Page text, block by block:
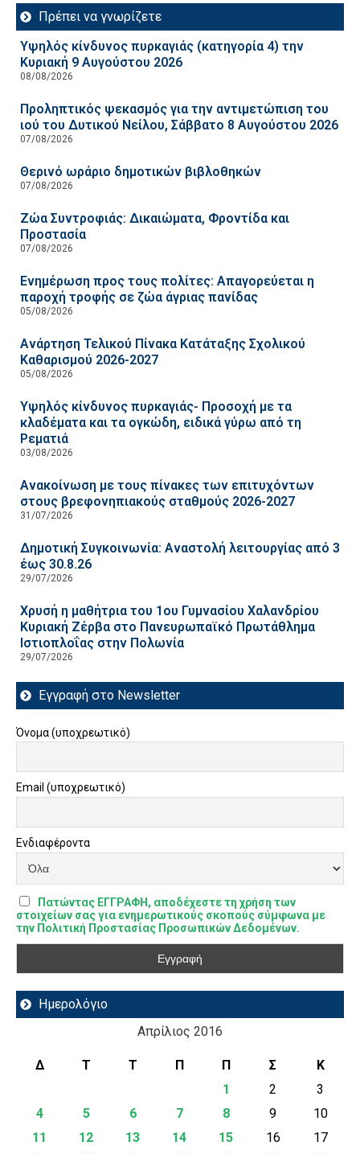
Πρέπει να γνωρίζετε
Υψηλός κίνδυνος πυρκαγιάς (κατηγορία 4) την
Κυριακή 9 Αυγούστου 2026
08/08/2026
Προληπτικός ψεκασμός για την αντιμετώπιση του
ιού του Δυτικού Νείλου, Σάββατο 8 Αυγούστου 2026
07/08/2026
Θερινό ωράριο δημοτικών βιβλοθηκών
07/08/2026
Ζώα Συντροφιάς: Δικαιώματα, Φροντίδα και
Προστασία
07/08/2026
Ενημέρωση προς τους πολίτες: Απαγορεύεται η
παροχή τροφής σε ζώα άγριας πανίδας
05/08/2026
Ανάρτηση Τελικού Πίνακα Κατάταξης Σχολικού
Καθαρισμού 2026-2027
05/08/2026
Υψηλός κίνδυνος πυρκαγιάς- Προσοχή με τα
κλαδέματα και τα ογκώδη, ειδικά γύρω από τη
Ρεματιά
03/08/2026
Ανακοίνωση με τους πίνακες των επιτυχόντων
στους βρεφονηπιακούς σταθμούς 2026-2027
31/07/2026
Δημοτική Συγκοινωνία: Αναστολή λειτουργίας από 3
έως 30.8.26
29/07/2026
Χρυσή η μαθήτρια του 1ου Γυμνασίου Χαλανδρίου
Κυριακή Ζέρβα στο Πανευρωπαϊκό Πρωτάθλημα
Ιστιοπλοΐας στην Πολωνία
29/07/2026
Εγγραφή στο Newsletter
Όνομα (υποχρεωτικό)
Email (υποχρεωτικό)
Ενδιαφέροντα
Πατώντας ΕΓΓΡΑΦΗ, αποδέχεστε τη χρήση των
στοιχείων σας για ενημερωτικούς σκοπούς σύμφωνα με
την Πολιτική Προστασίας Προσωπικών Δεδομένων.
Ημερολόγιο
Απρίλιος 2016
Δ Τ Τ Π Π Σ
Κ
1
2
3
4
5 6 7 8 9
10
11
12 13 14 15 16
17